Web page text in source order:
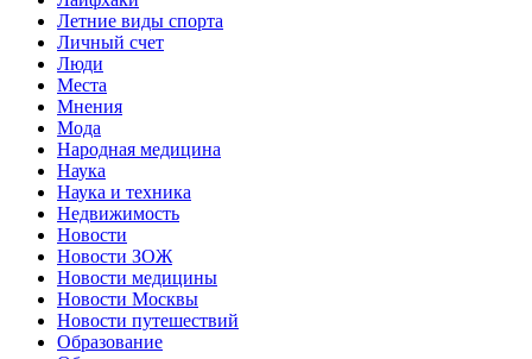
Летние виды спорта
Личный счет
Люди
Места
Мнения
Мода
Народная медицина
Наука
Наука и техника
Недвижимость
Новости
Новости ЗОЖ
Новости медицины
Новости Москвы
Новости путешествий
Образование